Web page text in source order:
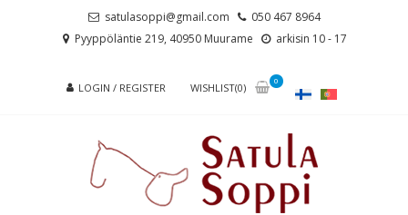
satulasoppi@gmail.com
050 467 8964
Pyyppöläntie 219, 40950 Muurame
arkisin 10 - 17
LOGIN / REGISTER WISHLIST(0)
0